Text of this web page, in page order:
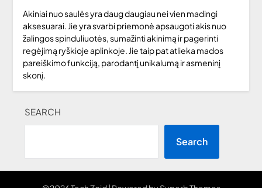
Akiniai nuo saulės yra daug daugiau nei vien madingi
aksesuarai. Jie yra svarbi priemonė apsaugoti akis nuo
žalingos spinduliuotės, sumažinti akinimą ir pagerinti
regėjimą ryškioje aplinkoje. Jie taip pat atlieka mados
pareiškimo funkciją, parodantį unikalumą ir asmeninį
skonį.
SEARCH
Search